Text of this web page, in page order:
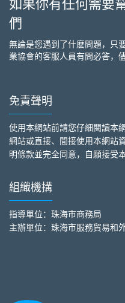
們
無論是您遇到了什麽問題，只
業協會的客服人員有問必答，
免責聲明
使用本網站前請您仔細閱讀本
網站或直接、間接使用本網站
明條款並完全同意，自願接受
組織機搆
指導單位：珠海市商務局
主辦單位：珠海市服務貿易和